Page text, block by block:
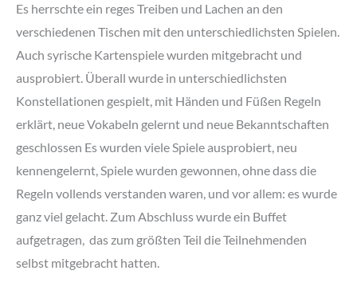
Es herrschte ein reges Treiben und Lachen an den
verschiedenen Tischen mit den unterschiedlichsten Spielen.
Auch syrische Kartenspiele wurden mitgebracht und
ausprobiert. Überall wurde in unterschiedlichsten
Konstellationen gespielt, mit Händen und Füßen Regeln
erklärt, neue Vokabeln gelernt und neue Bekanntschaften
geschlossen Es wurden viele Spiele ausprobiert, neu
kennengelernt, Spiele wurden gewonnen, ohne dass die
Regeln vollends verstanden waren, und vor allem: es wurde
ganz viel gelacht. Zum Abschluss wurde ein Buffet
aufgetragen, das zum größten Teil die Teilnehmenden
selbst mitgebracht hatten.